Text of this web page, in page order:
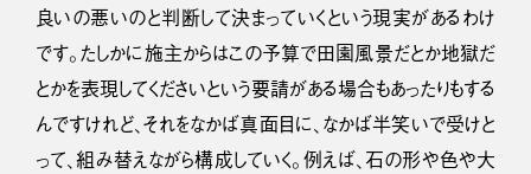
良いの悪いのと判断して決まっていくという現実があるわけ
です。たしかに施主からはこの予算で田園風景だとか地獄だ
とかを表現してくださいという要請がある場合もあったりもする
んですけれど、それをなかば真面目に、なかば半笑いで受けと
って、組み替えながら構成していく。例えば、石の形や色や大